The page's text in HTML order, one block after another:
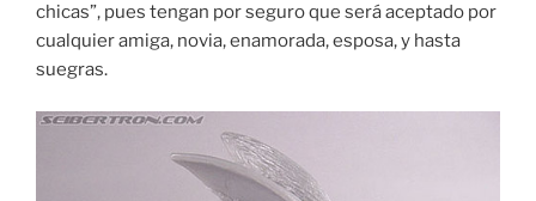
chicas”, pues tengan por seguro que será aceptado por
cualquier amiga, novia, enamorada, esposa, y hasta
suegras.